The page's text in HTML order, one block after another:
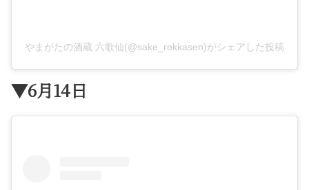
やまがたの酒蔵 六歌仙(@sake_rokkasen)がシェアした投稿
▼6月14日